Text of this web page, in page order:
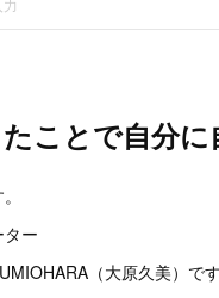
ことで自分に
ー
（大原久美）です